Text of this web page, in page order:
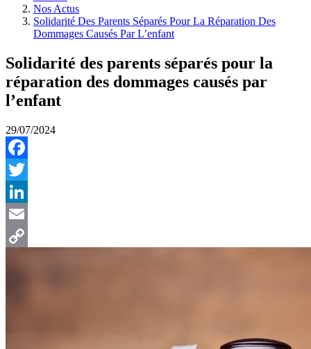
Nos Actus
Solidarité Des Parents Séparés Pour La Réparation Des
Dommages Causés Par L’enfant
Solidarité des parents séparés pour la
réparation des dommages causés par
l’enfant
29/07/2024
Facebook
Twitter
LinkedIn
Email